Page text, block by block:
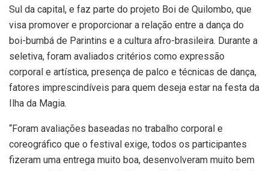
Sul da capital, e faz parte do projeto Boi de Quilombo, que
visa promover e proporcionar a relação entre a dança do
boi-bumbá de Parintins e a cultura afro-brasileira. Durante a
seletiva, foram avaliados critérios como expressão
corporal e artística, presença de palco e técnicas de dança,
fatores imprescindíveis para quem deseja estar na festa da
Ilha da Magia.
“Foram avaliações baseadas no trabalho corporal e
coreográfico que o festival exige, todos os participantes
fizeram uma entrega muito boa, desenvolveram muito bem